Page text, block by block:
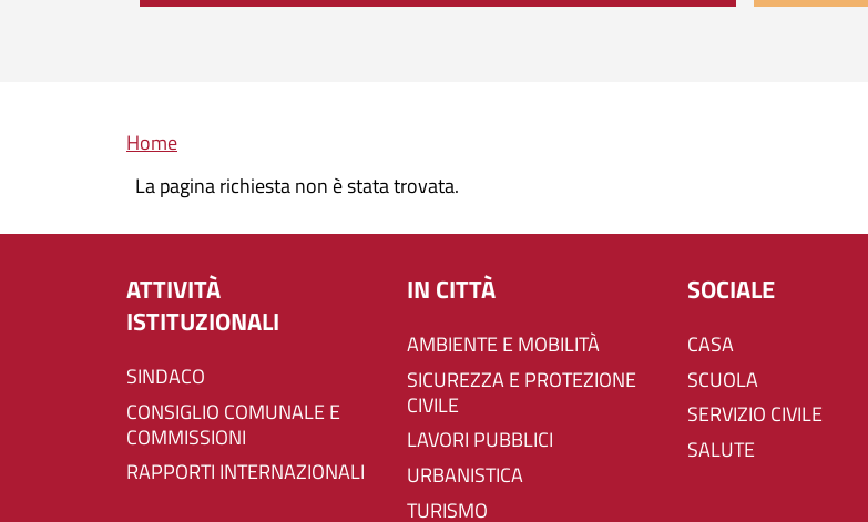
Briciole di pane
Home
La pagina richiesta non è stata trovata.
ATTIVITÀ
ISTITUZIONALI
SINDACO
CONSIGLIO COMUNALE E
COMMISSIONI
RAPPORTI INTERNAZIONALI
IN CITTÀ
AMBIENTE E MOBILITÀ
SICUREZZA E PROTEZIONE
CIVILE
LAVORI PUBBLICI
URBANISTICA
TURISMO
SOCIALE
CASA
SCUOLA
SERVIZIO CIVILE
SALUTE